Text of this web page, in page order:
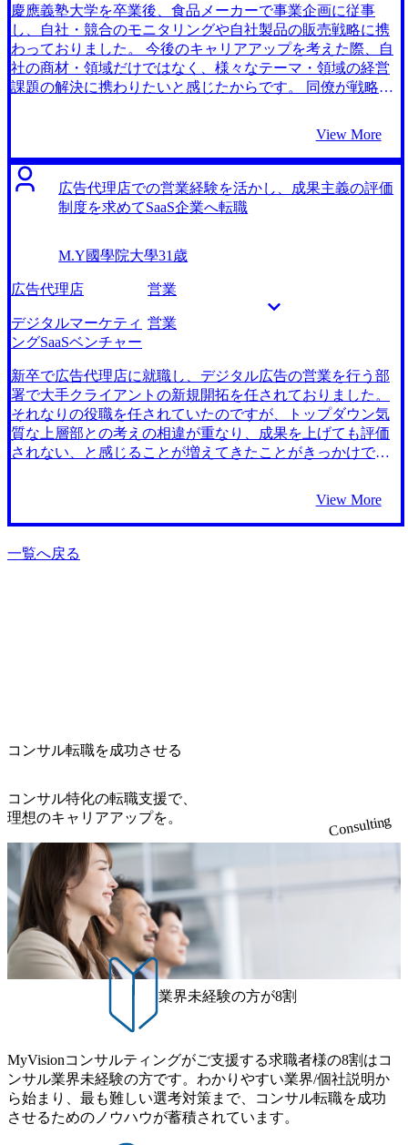
ず、M＆Aを含むFAS系コンサルティングファームが手掛け
ている業務について広く教えて頂き、その後M＆A仲介企業
との区別や、各社の特徴、各社が抱えるクライアントの性
質まで親身になって相談に乗ってくれました。 特に横田さ
んはFAS系コンサルティングファームの業務内容に加え
に囚われずに自分の意見を構造的に話すことも出来まし
た。 私の前職知識がFAS系コンサルティングファームを含
むM＆A仲介業界で想像以上に活きることを実感しました。
知識は足りていたため、後は自分に合ったファームを
MyVisionさんと相談して面接対策に注力することが出来た
進めようとガムシャラにネットでの情報収集に走ってしま
す人を対象とした記事が多かったです。実際に地銀からの
転職を考える私の様な層は早い段階から転職エージェント
にお世話になり、面接対策に特化した転職活動を進めた方
が良かったと反省しています。 転職前は500万円でしたが、
600万円＋業績賞与となりました まずは企業価値評価に必要
な情報収集や分析を実務を通じて学ぶところから実直に進
めていきたいと思っています。数年後には実際に企業の成
長スピードを高めるプロジェクトに自ら関わっていきたい
です。
慶應義塾大学を卒業後、食品メーカーで事業企画に従事
し、自社・競合のモニタリングや自社製品の販売戦略に携
わっておりました。 今後のキャリアアップを考えた際、自
社の商材・領域だけではなく、様々なテーマ・領域の経営
課題の解決に携わりたいと感じたからです。 同僚が戦略コ
見て、自分も同様のキャリアを歩みたいと感じました。
MyVision含めて4社です。 ファーム側の視点や要件を理解し
た上で、私の経験を活かすことが出来るファームを提案し
て下さったからです。他のエージェントが求人を横流しし
が納得できるまでコンサルタント出身のエージェントが一
対一で徹底的に面接対策を行ってくれたことが転職活動の
大きな成功要因だったと感謝しています。 ファームの理解
が深まったことです。私を担当してくれた横田さんが、コ
ンサルタント出身のエージェントだったため、業界動向や
した。 選考プロセスが長く、転職活動が長期化してしまっ
たため、途中で中弛みしてしまった時期がありました。 転
職前が700万、転職後が850万です。 前職で培った分析思
考・論理的思考を活かしつつ、様々な案件に参画して、ク
ライアントのより良い経営判断にコミットできる戦略コン
View More
広告代理店での営業経験を活かし、成果主義の評価
制度を求めてSaaS企業へ転職
M.Y國學院大學31歳
広告代理店 営業
デジタルマーケティ
ングSaaSベンチャー
営業
新卒で広告代理店に就職し、デジタル広告の営業を行う部
署で大手クライアントの新規開拓を任されておりました。
それなりの役職を任されていたのですが、トップダウン気
質な上層部との考えの相違が重なり、成果を上げても評価
されない、と感じることが増えてきたことがきっかけで
のデジタル広告の経験・知見が生きると共に、フラットに
成果に応じて適正な評価をしてもらえる企業で働きたい、
と考えていました。 また、将来への不安もあったことか
ト、求める人材、働き方などの様々な観点から教えていた
だけたことで非常に助かりました。 書類、面接などの対策
で不安はありましたが、横田さんと何度も書類添削や面接
対策を行う中で、自分のキャリア観を具体化しながら納得
感を持って転職活動を進められました。 現職が繁忙かつ、
文章を書くのがあまり好きではなかったので、書類作成や
添削いただくことに対して、転職活動序盤は消極的になっ
てしまったことです。素直に打ち明けて横田さんに相談し
たところ、書類のドラフトを作ってくださった上で丁寧に
書き方や盛り込む要素を教えてくださったので、一人で抱
えこまなければよかったなと思いました。 転職前は450万円
ほどの年収でしたが、500万円ほどになりました。 SaaSとは
いえ、これまでも取り組んできた営業なので、ガンガン成
約を重ねていき、採用してくれた会社に貢献できる人材に
なると共に、プレイヤー業務に加えてメンバーのマネジメ
きたいと思います。
View More
一覧へ戻る
コンサル転職を成功させる
コンサル特化の転職支援で、
理想のキャリアアップを。
Consulting
業界未経験の方が8割
MyVisionコンサルティングがご支援する求職者様の8割はコ
ンサル業界未経験の方です。わかりやすい業界/個社説明か
ら始まり、最も難しい選考対策まで、コンサル転職を成功
させるためのノウハウが蓄積されています。